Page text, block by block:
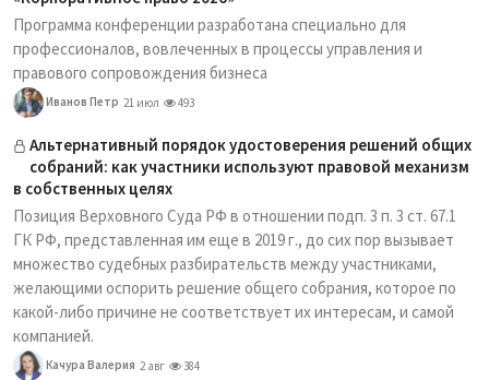
Программа конференции разработана специально для
профессионалов, вовлеченных в процессы управления и
правового сопровождения бизнеса
Иванов Петр 21 июл 493
Альтернативный порядок удостоверения решений общих
собраний: как участники используют правовой механизм
в собственных целях
Позиция Верховного Суда РФ в отношении подп. 3 п. 3 ст. 67.1
ГК РФ, представленная им еще в 2019 г., до сих пор вызывает
множество судебных разбирательств между участниками,
желающими оспорить решение общего собрания, которое по
какой-либо причине не соответствует их интересам, и самой
компанией.
Качура Валерия 2 авг 384